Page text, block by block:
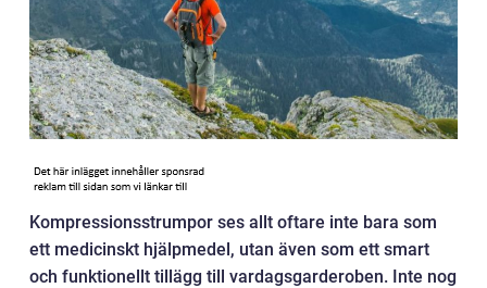
Kompressionsstrumpor ses allt oftare inte bara som
ett medicinskt hjälpmedel, utan även som ett smart
och funktionellt tillägg till vardagsgarderoben. Inte nog